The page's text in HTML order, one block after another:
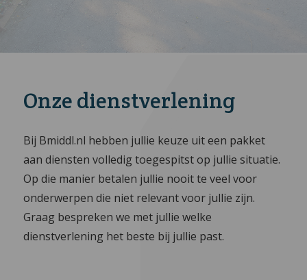
Onze dienstverlening
Bij Bmiddl.nl hebben jullie keuze uit een pakket
aan diensten volledig toegespitst op jullie situatie.
Op die manier betalen jullie nooit te veel voor
onderwerpen die niet relevant voor jullie zijn.
Graag bespreken we met jullie welke
dienstverlening het beste bij jullie past.